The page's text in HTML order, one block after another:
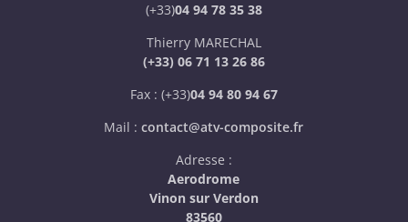
(+33)04 94 78 35 38
Thierry MARECHAL
(+33) 06 71 13 26 86
Fax : (+33)04 94 80 94 67
Mail :contact@atv-composite.fr
Adresse :
Aerodrome
Vinon sur Verdon
83560